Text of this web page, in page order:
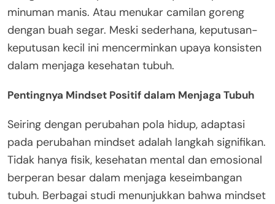
minuman manis. Atau menukar camilan goreng
dengan buah segar. Meski sederhana, keputusan-
keputusan kecil ini mencerminkan upaya konsisten
dalam menjaga kesehatan tubuh.
Pentingnya Mindset Positif dalam Menjaga Tubuh
Seiring dengan perubahan pola hidup, adaptasi
pada perubahan mindset adalah langkah signifikan.
Tidak hanya fisik, kesehatan mental dan emosional
berperan besar dalam menjaga keseimbangan
tubuh. Berbagai studi menunjukkan bahwa mindset